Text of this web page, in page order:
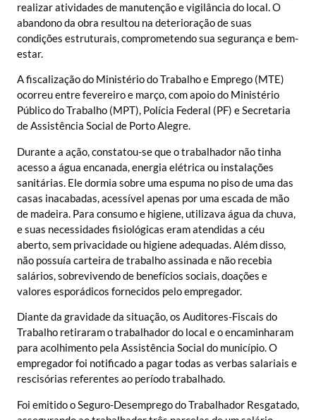
realizar atividades de manutenção e vigilância do local. O
abandono da obra resultou na deterioração de suas
condições estruturais, comprometendo sua segurança e bem-
estar.
A fiscalização do Ministério do Trabalho e Emprego (MTE)
ocorreu entre fevereiro e março, com apoio do Ministério
Público do Trabalho (MPT), Polícia Federal (PF) e Secretaria
de Assistência Social de Porto Alegre.
Durante a ação, constatou-se que o trabalhador não tinha
acesso a água encanada, energia elétrica ou instalações
sanitárias. Ele dormia sobre uma espuma no piso de uma das
casas inacabadas, acessível apenas por uma escada de mão
de madeira. Para consumo e higiene, utilizava água da chuva,
e suas necessidades fisiológicas eram atendidas a céu
aberto, sem privacidade ou higiene adequadas. Além disso,
não possuía carteira de trabalho assinada e não recebia
salários, sobrevivendo de benefícios sociais, doações e
valores esporádicos fornecidos pelo empregador.
Diante da gravidade da situação, os Auditores-Fiscais do
Trabalho retiraram o trabalhador do local e o encaminharam
para acolhimento pela Assistência Social do município. O
empregador foi notificado a pagar todas as verbas salariais e
rescisórias referentes ao período trabalhado.
Foi emitido o Seguro-Desemprego do Trabalhador Resgatado,